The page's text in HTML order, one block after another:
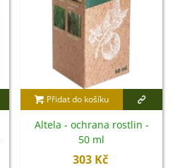
Přidat do košíku
Altela - ochrana rostlin -
50 ml
303 Kč